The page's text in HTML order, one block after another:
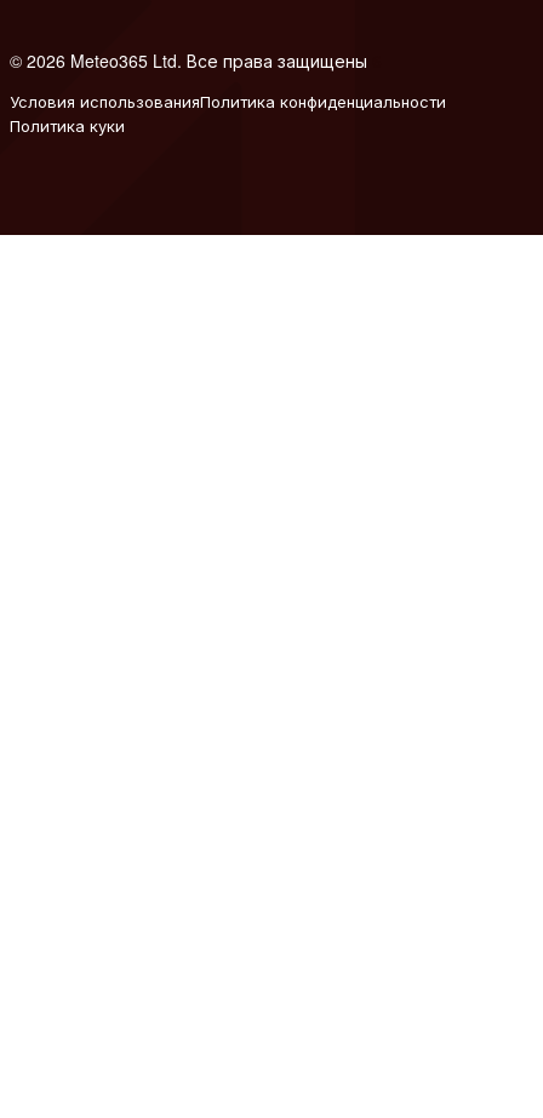
© 2026 Meteo365 Ltd. Все права защищены
Условия использованияПолитика конфиденциальности
Политика куки